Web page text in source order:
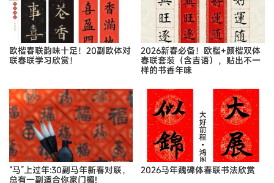
欧楷春联韵味十足！20副欧体对
联春联学习欣赏！
2026新春必备！欧楷+颜楷双体
春联套装（含吉语），贴出不一
样的书香年味
“马”上过年:30副马年新春对联，
总有一副适合你家门楣!
2026马年魏碑体春联书法欣赏